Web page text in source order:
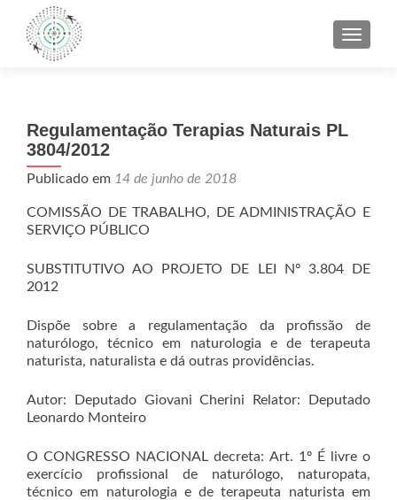
Regulamentação Terapias Naturais PL
3804/2012
Publicado em 14 de junho de 2018
COMISSÃO DE TRABALHO, DE ADMINISTRAÇÃO E
SERVIÇO PÚBLICO
SUBSTITUTIVO AO PROJETO DE LEI Nº 3.804 DE
2012
Dispõe sobre a regulamentação da profissão de
naturólogo, técnico em naturologia e de terapeuta
naturista, naturalista e dá outras providências.
Autor: Deputado Giovani Cherini Relator: Deputado
Leonardo Monteiro
O CONGRESSO NACIONAL decreta: Art. 1º É livre o
exercício profissional de naturólogo, naturopata,
técnico em naturologia e de terapeuta naturista em